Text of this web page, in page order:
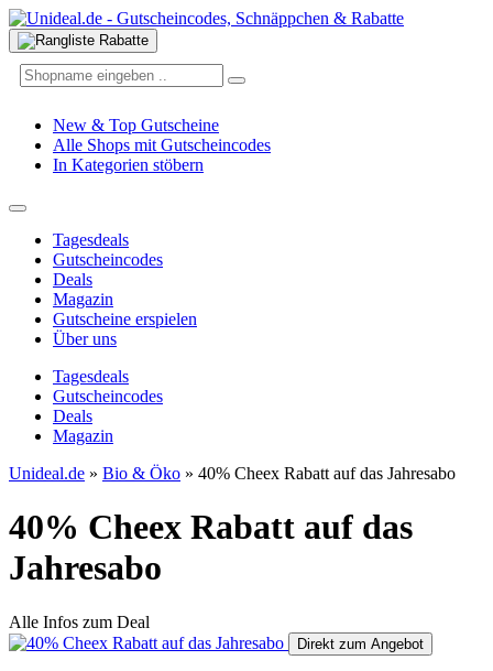
New & Top Gutscheine
Alle Shops mit Gutscheincodes
In Kategorien stöbern
Tagesdeals
Gutscheincodes
Deals
Magazin
Gutscheine erspielen
Über uns
Tagesdeals
Gutscheincodes
Deals
Magazin
Unideal.de » Bio & Öko » 40% Cheex Rabatt auf das Jahresabo
40% Cheex Rabatt auf das
Jahresabo
Alle Infos zum Deal
Direkt zum Angebot